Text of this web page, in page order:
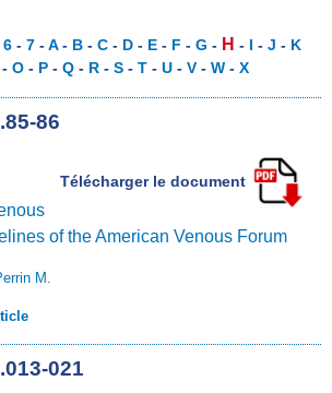
6- 7-A- B- C- D- E- F - G - H - I - J - K
- O - P - Q - R - S - T - U - V - W - X
86
Télécharger le document
of the American Venous Forum
M.
021